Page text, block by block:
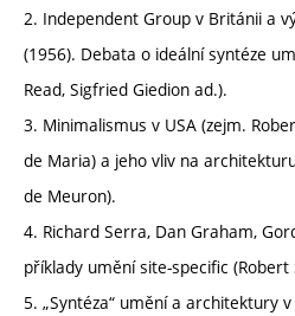
2. Independent Group v Británii a
(1956). Debata o ideální syntéze
Read, Sigfried Giedion ad.).
3. Minimalismus v USA (zejm.
de Maria) a jeho vliv na
de Meuron).
4. Richard Serra, Dan Graham,
příklady umění site-specific
5. „Syntéza“ umění a architektury